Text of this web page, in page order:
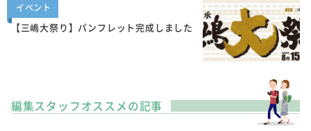
イベント
【三嶋大祭り】パンフレット完成しました
編集スタッフオススメの記事